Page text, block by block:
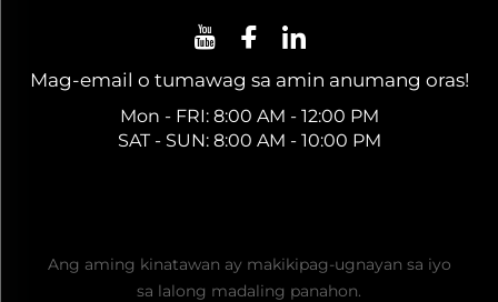
Mag-email o tumawag sa amin anumang oras!
Mon - FRI: 8:00 AM - 12:00 PM
SAT - SUN: 8:00 AM - 10:00 PM
Ang aming kinatawan ay makikipag-ugnayan sa iyo
sa lalong madaling panahon.